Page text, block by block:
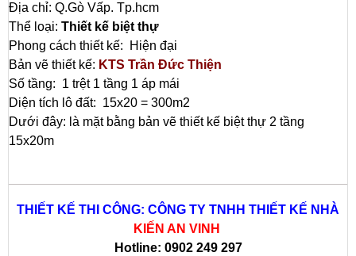
Địa chỉ: Q.Gò Vấp. Tp.hcm
Thể loại: Thiết kế biệt thự
Phong cách thiết kế: Hiện đại
Bản vẽ thiết kế: KTS Trần Đức Thiện
Số tầng: 1 trệt 1 tầng 1 áp mái
Diện tích lô đất: 15x20 = 300m2
Dưới đây: là mặt bằng bản vẽ thiết kế biệt thự 2 tầng
15x20m
THIẾT KẾ THI CÔNG: CÔNG TY TNHH THIẾT KẾ NHÀ
KIẾN AN VINH
Hotline: 0902 249 297